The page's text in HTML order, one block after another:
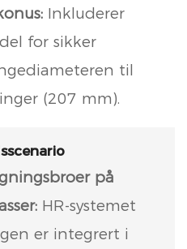
Inkluderer
for sikker
til
(207 mm).
på
HR-systemet
er integrert i